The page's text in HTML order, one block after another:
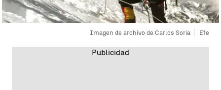
Imagen de archivo de Carlos Soria Efe